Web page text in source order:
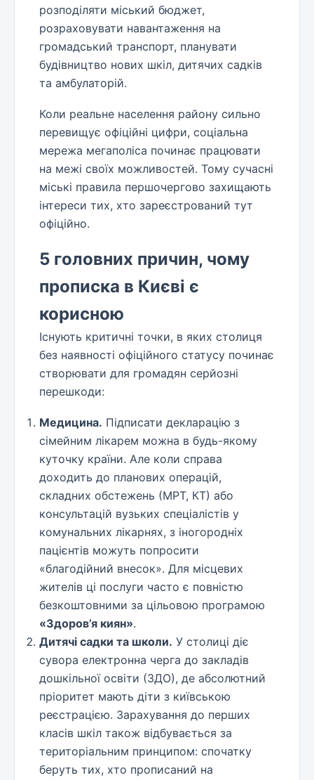
розподіляти міський бюджет,
розраховувати навантаження на
громадський транспорт, планувати
будівництво нових шкіл, дитячих садків
та амбулаторій.
Коли реальне населення району сильно
перевищує офіційні цифри, соціальна
мережа мегаполіса починає працювати
на межі своїх можливостей. Тому сучасні
міські правила першочергово захищають
інтереси тих, хто зареєстрований тут
офіційно.
5 головних причин, чому
прописка в Києві є
корисною
Існують критичні точки, в яких столиця
без наявності офіційного статусу починає
створювати для громадян серйозні
перешкоди:
Медицина. Підписати декларацію з
сімейним лікарем можна в будь-якому
куточку країни. Але коли справа
доходить до планових операцій,
складних обстежень (МРТ, КТ) або
консультацій вузьких спеціалістів у
комунальних лікарнях, з іногородніх
пацієнтів можуть попросити
«благодійний внесок». Для місцевих
жителів ці послуги часто є повністю
безкоштовними за цільовою програмою
«Здоров’я киян».
Дитячі садки та школи. У столиці діє
сувора електронна черга до закладів
дошкільної освіти (ЗДО), де абсолютний
пріоритет мають діти з київською
реєстрацією. Зарахування до перших
класів шкіл також відбувається за
територіальним принципом: спочатку
беруть тих, хто прописаний на